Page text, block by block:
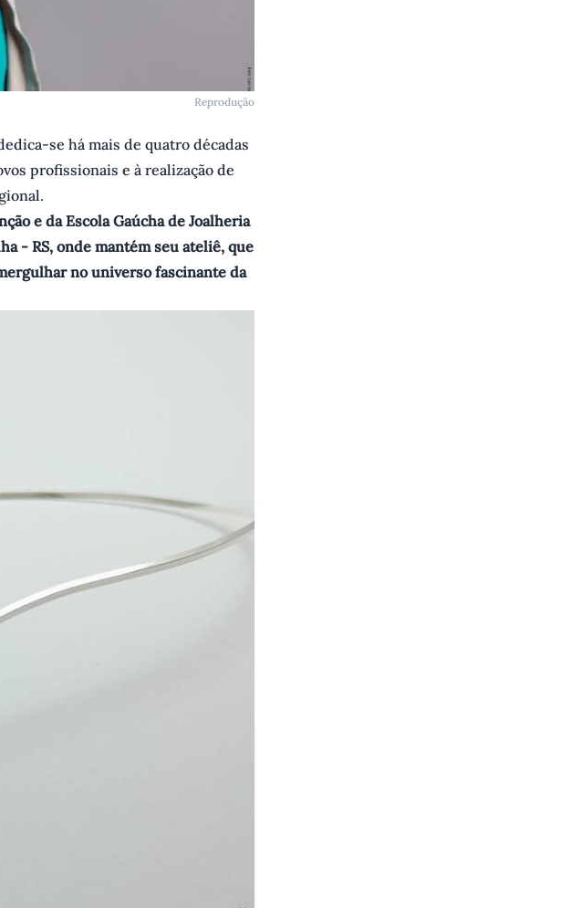
Reprodução
se há mais de quatro décadas
profissionais e à realização de
e da Escola Gaúcha de Joalheria
- RS, onde mantém seu ateliê, que
no universo fascinante da